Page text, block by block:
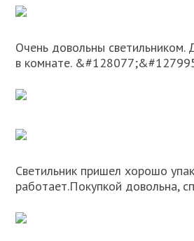
Очень довольны светильником.
в комнате.
Светильник пришел хорошо
работает.Покупкой довольна,